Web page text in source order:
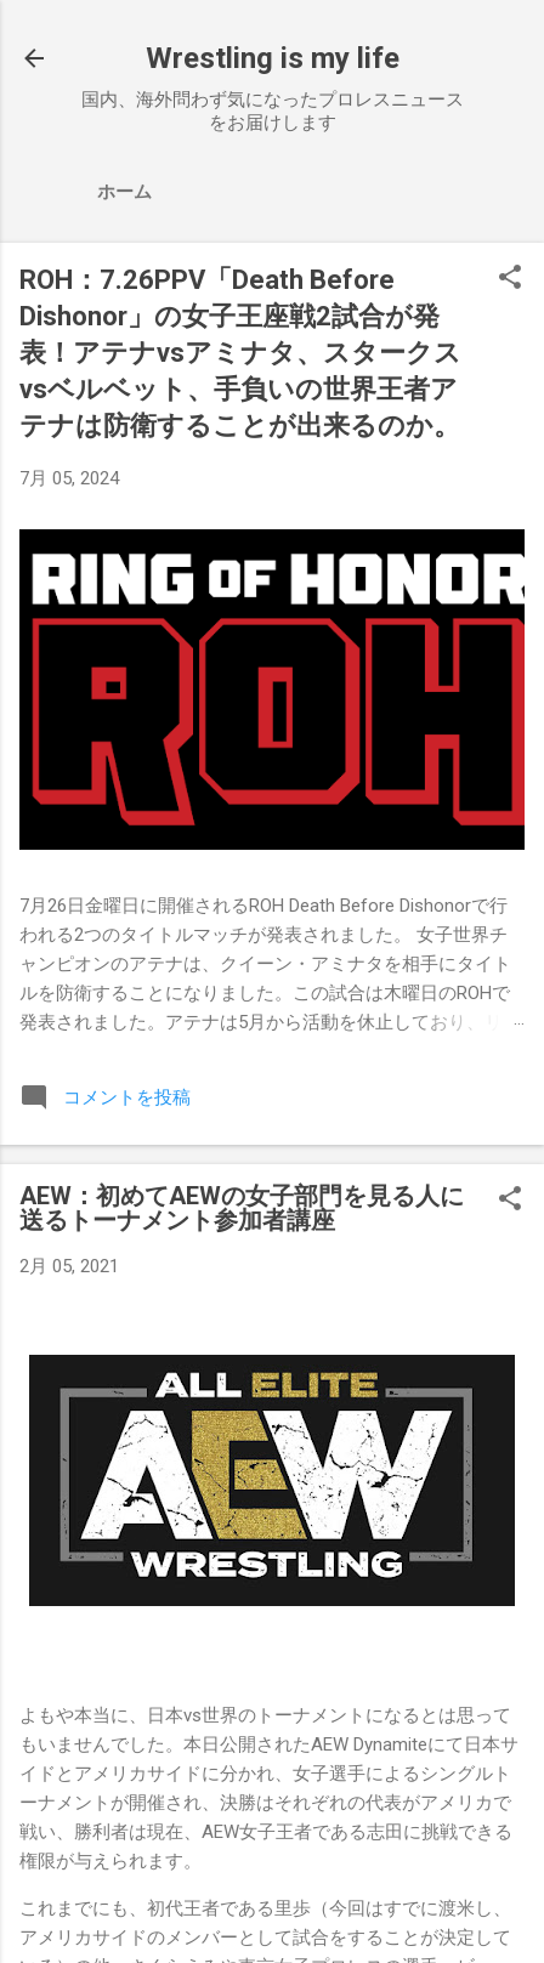
Wrestling is my life
国内、海外問わず気になったプロレスニュース
をお届けします
ホーム
ROH：7.26PPV「Death Before
Dishonor」の女子王座戦2試合が発
表！アテナvsアミナタ、スタークス
vsベルベット、手負いの世界王者ア
テナは防衛することが出来るのか。
7月 05, 2024
7月26日金曜日に開催されるROH Death Before Dishonorで行
われる2つのタイトルマッチが発表されました。 女子世界チ
ャンピオンのアテナは、クイーン・アミナタを相手にタイト
ルを防衛することになりました。この試合は木曜日のROHで
発表されました。アテナは5月から活動を休止しており、リン
女子世界チャンピオンは5月の最後の試合で怪我の恐怖に苦し
みましたが、それはストーリーの中で誇張されています。 ア
でタイトルを防衛します。PPVでレッド・ベルベッドを相手
にROH Women's TV 王座の防衛戦を行います。 木曜日の放送
では、リー・モリアーティーがROH Pure Championship
Proving Groundの試合でウィーラー・ユータとタイムリミット
コメントを投稿
AEW：初めてAEWの女子部門を見る人に
送るトーナメント参加者講座
2月 05, 2021
よもや本当に、日本vs世界のトーナメントになるとは思って
もいませんでした。本日公開されたAEW Dynamiteにて日本サ
イドとアメリカサイドに分かれ、女子選手によるシングルト
ーナメントが開催され、決勝はそれぞれの代表がアメリカで
戦い、勝利者は現在、AEW女子王者である志田に挑戦できる
権限が与えられます。
これまでにも、初代王者である里歩（今回はすでに渡米し、
アメリカサイドのメンバーとして試合をすることが決定して